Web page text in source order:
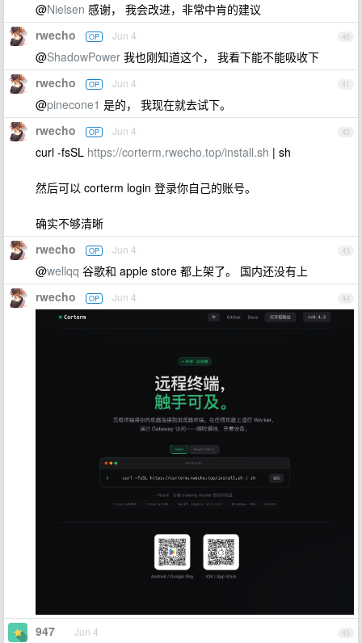
@Nielsen 感谢， 我会改进，非常中肯的建议
40
rwecho OP Jun 4
@ShadowPower 我也刚知道这个， 我看下能不能吸收下
41
rwecho OP Jun 4
@pinecone1 是的， 我现在就去试下。
42
rwecho OP Jun 4
curl -fsSL https://corterm.rwecho.top/install.sh | sh
然后可以 corterm login 登录你自己的账号。
确实不够清晰
43
rwecho OP Jun 4
@wellqq 谷歌和 apple store 都上架了。 国内还没有上
44
rwecho OP Jun 4
45
947 Jun 4